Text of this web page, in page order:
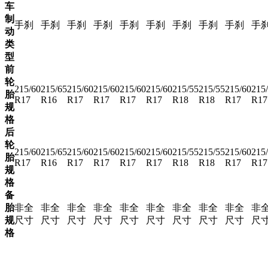
车
制
动
类
型
手刹 手刹 手刹 手刹 手刹 手刹 手刹 手刹 手刹 手
前
轮
胎
规
格
215/60
R17
215/65
R16
215/60
R17
215/60
R17
215/60
R17
215/60
R17
215/55
R18
215/55
R18
215/60
R17
R17
后
轮
胎
规
格
215/60
R17
215/65
R16
215/60
R17
215/60
R17
215/60
R17
215/60
R17
215/55
R18
215/55
R18
215/60
R17
R17
备
胎
规
格
非全
尺寸
非全
尺寸
非全
尺寸
非全
尺寸
非全
尺寸
非全
尺寸
非全
尺寸
非全
尺寸
非全
尺寸
非
尺